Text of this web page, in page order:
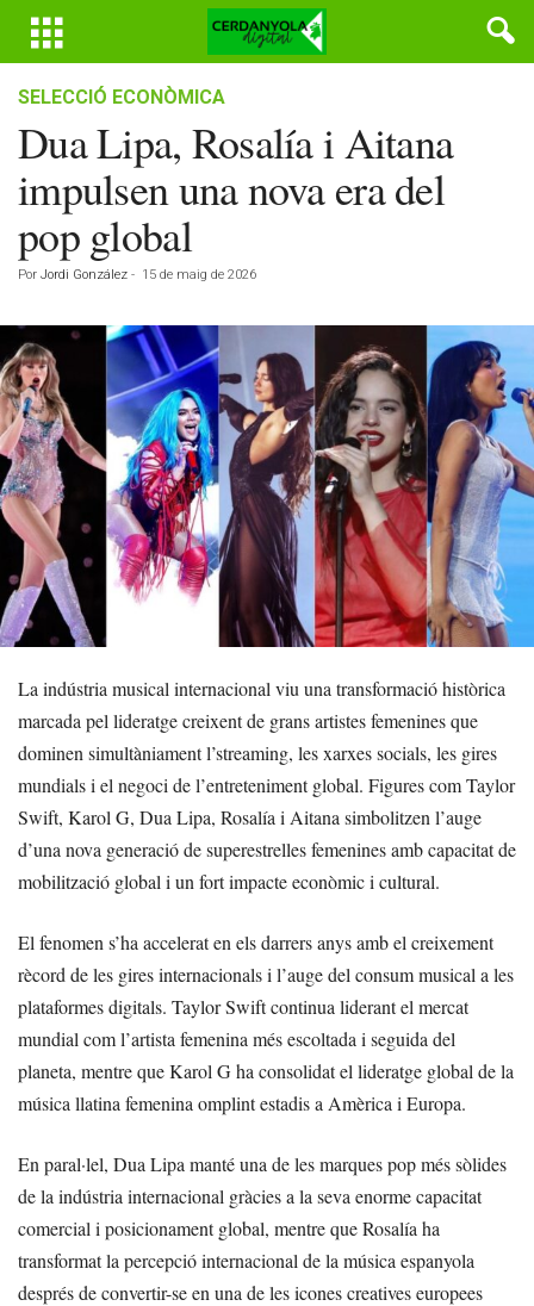
SELECCIÓ ECONÒMICA
Dua Lipa, Rosalía i Aitana
impulsen una nova era del
pop global
Por Jordi González - 15 de maig de 2026
La indústria musical internacional viu una transformació històrica
marcada pel lideratge creixent de grans artistes femenines que
dominen simultàniament l’streaming, les xarxes socials, les gires
mundials i el negoci de l’entreteniment global. Figures com Taylor
Swift, Karol G, Dua Lipa, Rosalía i Aitana simbolitzen l’auge
d’una nova generació de superestrelles femenines amb capacitat de
mobilització global i un fort impacte econòmic i cultural.
El fenomen s’ha accelerat en els darrers anys amb el creixement
rècord de les gires internacionals i l’auge del consum musical a les
plataformes digitals. Taylor Swift continua liderant el mercat
mundial com l’artista femenina més escoltada i seguida del
planeta, mentre que Karol G ha consolidat el lideratge global de la
música llatina femenina omplint estadis a Amèrica i Europa.
En paral·lel, Dua Lipa manté una de les marques pop més sòlides
de la indústria internacional gràcies a la seva enorme capacitat
comercial i posicionament global, mentre que Rosalía ha
transformat la percepció internacional de la música espanyola
després de convertir-se en una de les icones creatives europees